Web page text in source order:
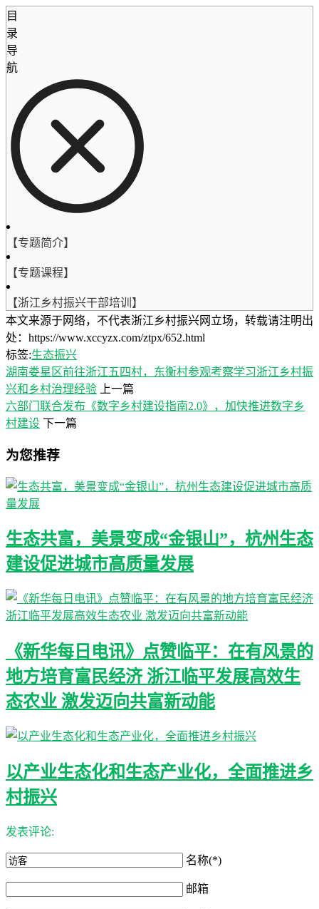
目
录
导
航
【专题简介】
【专题课程】
【浙江乡村振兴干部培训】
本文来源于网络，不代表浙江乡村振兴网立场，转载请注明出
处：https://www.xccyzx.com/ztpx/652.html
标签:生态振兴
湖南娄星区前往浙江五四村，东衡村参观考察学习浙江乡村振
兴和乡村治理经验
上一篇
六部门联合发布《数字乡村建设指南2.0》，加快推进数字乡
村建设 下一篇
为您推荐
生态共富，美景变成“金银山”，杭州生态
建设促进城市高质量发展
《新华每日电讯》点赞临平：在有风景的
地方培育富民经济 浙江临平发展高效生
态农业 激发迈向共富新动能
以产业生态化和生态产业化，全面推进乡
村振兴
发表评论:
名称(*)
邮箱